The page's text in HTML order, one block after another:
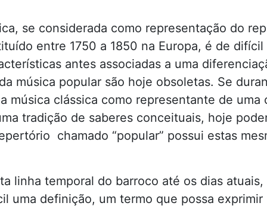
se considerada como representação do
entre 1750 a 1850 na Europa, é de
antes associadas a uma
música popular são hoje obsoletas. Se
música clássica como representante de uma
tradição de saberes conceituais, hoje
chamado “popular” possui estas
linha temporal do barroco até os dias
uma definição, um termo que possa exprimir